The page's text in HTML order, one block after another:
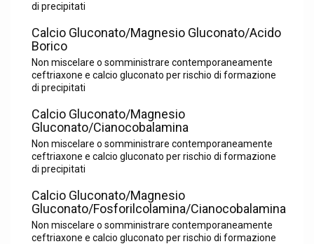
di precipitati
Calcio Gluconato/Magnesio Gluconato/Acido
Borico
Non miscelare o somministrare contemporaneamente
ceftriaxone e calcio gluconato per rischio di formazione
di precipitati
Calcio Gluconato/Magnesio
Gluconato/Cianocobalamina
Non miscelare o somministrare contemporaneamente
ceftriaxone e calcio gluconato per rischio di formazione
di precipitati
Calcio Gluconato/Magnesio
Gluconato/Fosforilcolamina/Cianocobalamina
Non miscelare o somministrare contemporaneamente
ceftriaxone e calcio gluconato per rischio di formazione